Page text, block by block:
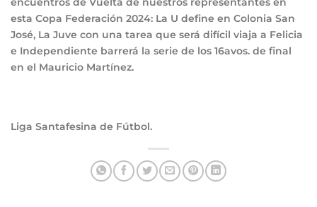
esta Copa Federación 2024: La U define en Colonia San
José, La Juve con una tarea que será difícil viaja a Felicia
e Independiente barrerá la serie de los 16avos. de final
en el Mauricio Martínez.
Liga Santafesina de Fútbol.